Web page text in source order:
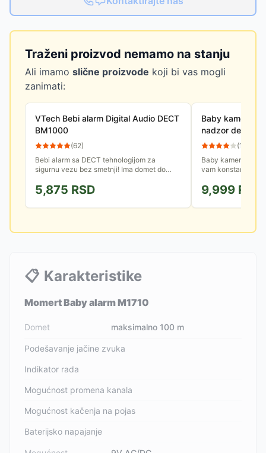
Traženi proizvod nemamo na stanju
Ali imamo slične proizvode koji bi vas mogli
zanimati:
VTech Bebi alarm Digital Audio DECT
BM1000
(62)
Bebi alarm sa DECT tehnologijom za
sigurnu vezu bez smetnji! Ima domet do
zatvorenom prostoru. Audio i vizuelni...
5,875 RSD
Baby kamera
nadzor deteta
(10
Baby kamera sa
vam konstantan
preko adaptera koji
9,999 RSD
📋 Karakteristike
Momert Baby alarm M1710
Domet maksimalno 100 m
Podešavanje jačine zvuka
Indikator rada
Mogućnost promena kanala
Mogućnost kačenja na pojas
Baterijsko napajanje